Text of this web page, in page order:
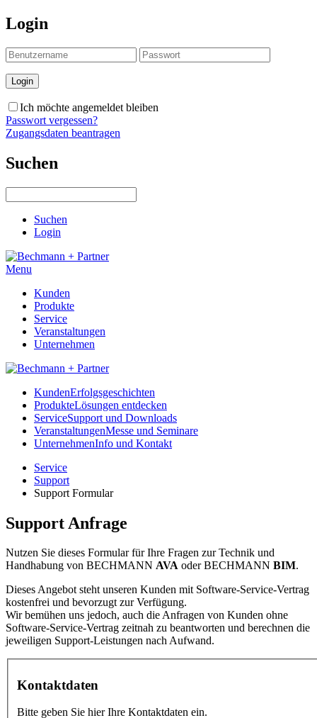
Login
Ich möchte angemeldet bleiben
Passwort vergessen?
Zugangsdaten beantragen
Suchen
Suchen
Login
Menu
Kunden
Produkte
Service
Veranstaltungen
Unternehmen
KundenErfolgsgeschichten
ProdukteLösungen entdecken
ServiceSupport und Downloads
VeranstaltungenMesse und Seminare
UnternehmenInfo und Kontakt
Service
Support
Support Formular
Support Anfrage
Nutzen Sie dieses Formular für Ihre Fragen zur Technik und
Handhabung von BECHMANN AVA oderBECHMANN BIM.
Dieses Angebot steht unseren Kunden mit Software-Service-Vertrag
kostenfrei und bevorzugt zur Verfügung.
Wir bemühen uns jedoch, auch die Anfragen von Kunden ohne
Software-Service-Vertrag zeitnah zu beantworten und berechnen die
jeweiligen Support-Leistungen nach Aufwand.
Kontaktdaten
Bitte geben Sie hier Ihre Kontaktdaten ein.